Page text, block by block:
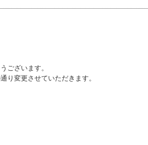
ございます。
り変更させていただきます。